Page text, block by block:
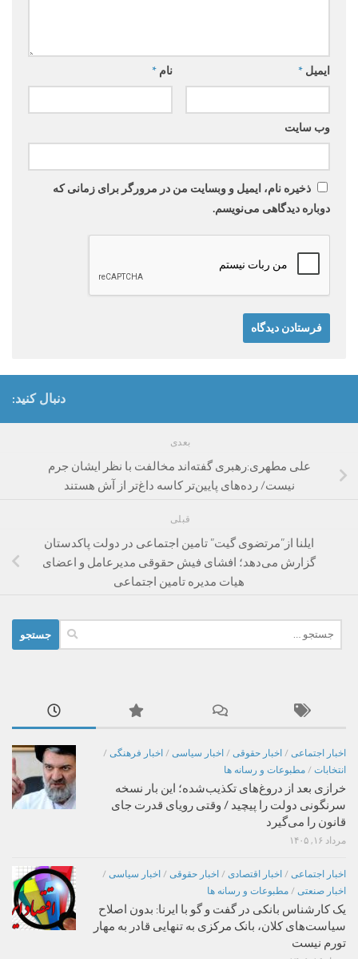
نام * ایمیل *
وب‌ سایت
ذخیره نام، ایمیل و وبسایت من در مرورگر برای زمانی که
دوباره دیدگاهی می‌نویسم.
دنبال کنید:
بعدی
علی مطهری:رهبری گفته‌اند مخالفت با نظر ایشان جرم
نیست/ رده‌های پایین‌تر کاسه داغ‌تر از آش هستند
قبلی
ایلنا از”مرتضوی گیت” تامین اجتماعی در دولت پاکدستان
گزارش می‌دهد؛ افشای فیش حقوقی مدیرعامل و اعضای
هیات مدیره تامین اجتماعی
برای:
اخبار اجتماعی / اخبار حقوقی / اخبار سیاسی / اخبار فرهنگی /
انتخابات / مطبوعات و رسانه ها
خرازی بعد از دروغ‌های تکذیب‌شده؛ این بار نسخه
سرنگونی دولت را پیچید / وقتی رویای قدرت جای
قانون را می‌گیرد
مرداد ۱۶, ۱۴۰۵
اخبار اجتماعی / اخبار اقتصادی / اخبار حقوقی / اخبار سیاسی /
اخبار صنعتی / مطبوعات و رسانه ها
یک کارشناس بانکی در گفت و گو با ایرنا: بدون اصلاح
سیاست‌های کلان، بانک مرکزی به تنهایی قادر به مهار
تورم نیست